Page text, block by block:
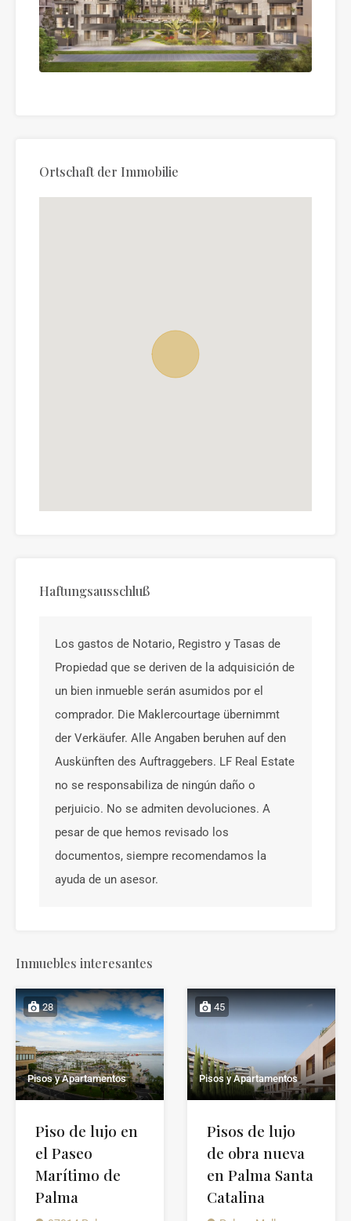
Ortschaft der Immobilie
Haftungsausschluß
Los gastos de Notario, Registro y Tasas de
Propiedad que se deriven de la adquisición de
un bien inmueble serán asumidos por el
comprador. Die Maklercourtage übernimmt
der Verkäufer. Alle Angaben beruhen auf den
Auskünften des Auftraggebers. LF Real Estate
no se responsabiliza de ningún daño o
perjuicio. No se admiten devoluciones. A
pesar de que hemos revisado los
documentos, siempre recomendamos la
ayuda de un asesor.
Inmuebles interesantes
28
Pisos y Apartamentos
Piso de lujo en
el Paseo
Marítimo de
Palma
45
Pisos y Apartamentos
Pisos de lujo
de obra nueva
en Palma Santa
Catalina